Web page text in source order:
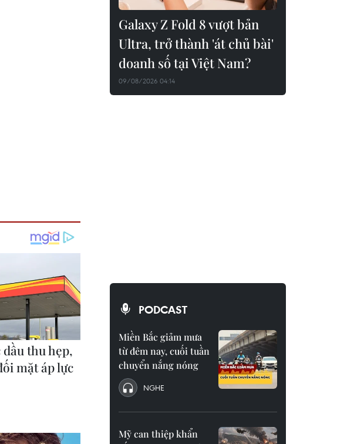
Galaxy Z Fold 8 vượt bản
Ultra, trở thành 'át chủ bài'
doanh số tại Việt Nam?
09/08/2026 04:14
PODCAST
Miền Bắc giảm mưa
từ đêm nay, cuối tuần
chuyển nắng nóng
NGHE
Mỹ can thiệp khẩn